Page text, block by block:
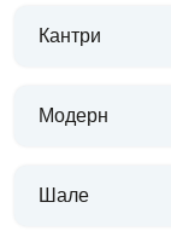
Кантри
Модерн
Шале